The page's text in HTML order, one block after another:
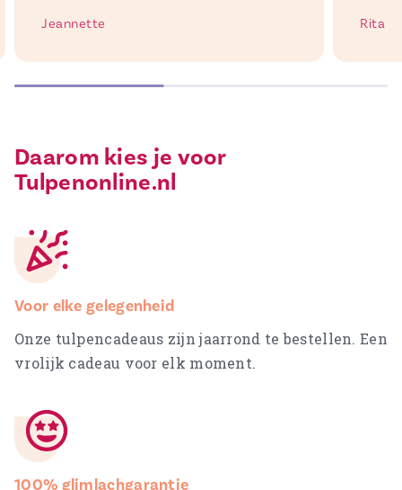
Jeannette Rita
Daarom kies je voor
Tulpenonline.nl
Voor elke gelegenheid
Onze tulpencadeaus zijn jaarrond te bestellen. Een
vrolijk cadeau voor elk moment.
100% glimlachgarantie